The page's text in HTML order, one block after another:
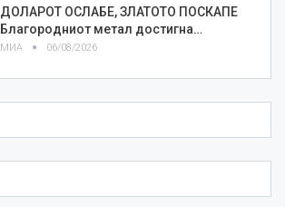
ДОЛАРОТ ОСЛАБЕ, ЗЛАТОТО ПОСКАПЕ
Благородниот метал достигна…
МИА 06/08/2026